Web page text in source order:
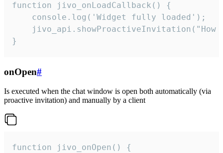
function jivo_onLoadCallback() {
    console.log('Widget fully loaded');
jivo_api.showProactiveInvitation("How
}
onOpen#
Is executed when the chat window is open both automatically (via
proactive invitation) and manually by a client
function jivo_onOpen() {